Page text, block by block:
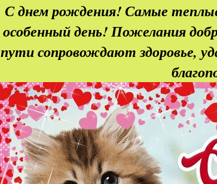
С днем рождения! Самые
особенный день! Пожелания
пути сопровождают здоровье,